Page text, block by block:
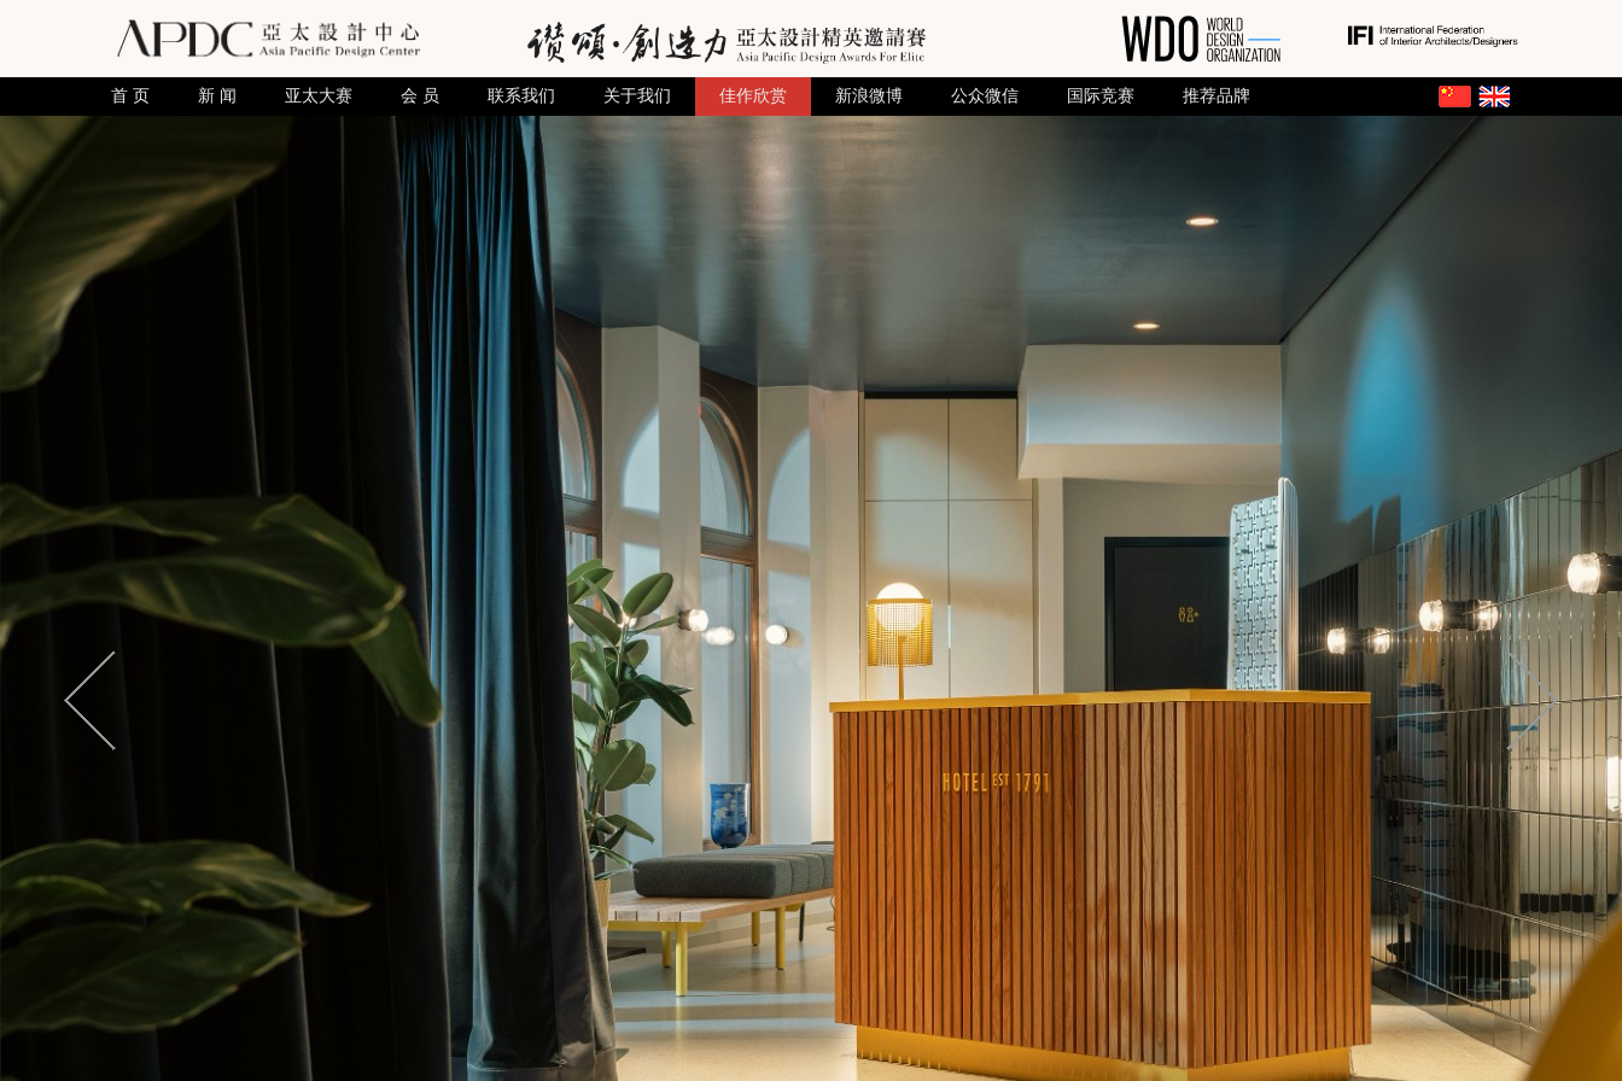
首 页 新 闻 亚太大赛 会 员 联系我们 关于我们 佳作欣赏 新浪微博 公众微信 国际竞赛 推荐品牌